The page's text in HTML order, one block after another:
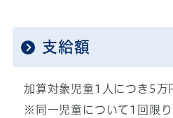
支給額
加算対象児童1人につき5万
※同一児童について1回限り